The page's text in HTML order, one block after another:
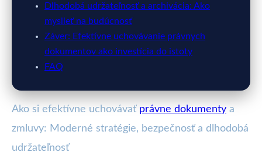
Dlhodobá udržateľnosť a archivácia: Ako
myslieť na budúcnosť
Záver: Efektívne uchovávanie právnych
dokumentov ako investícia do istoty
FAQ
Ako si efektívne uchovávať právne dokumenty a
zmluvy: Moderné stratégie, bezpečnosť a dlhodobá
udržateľnosť